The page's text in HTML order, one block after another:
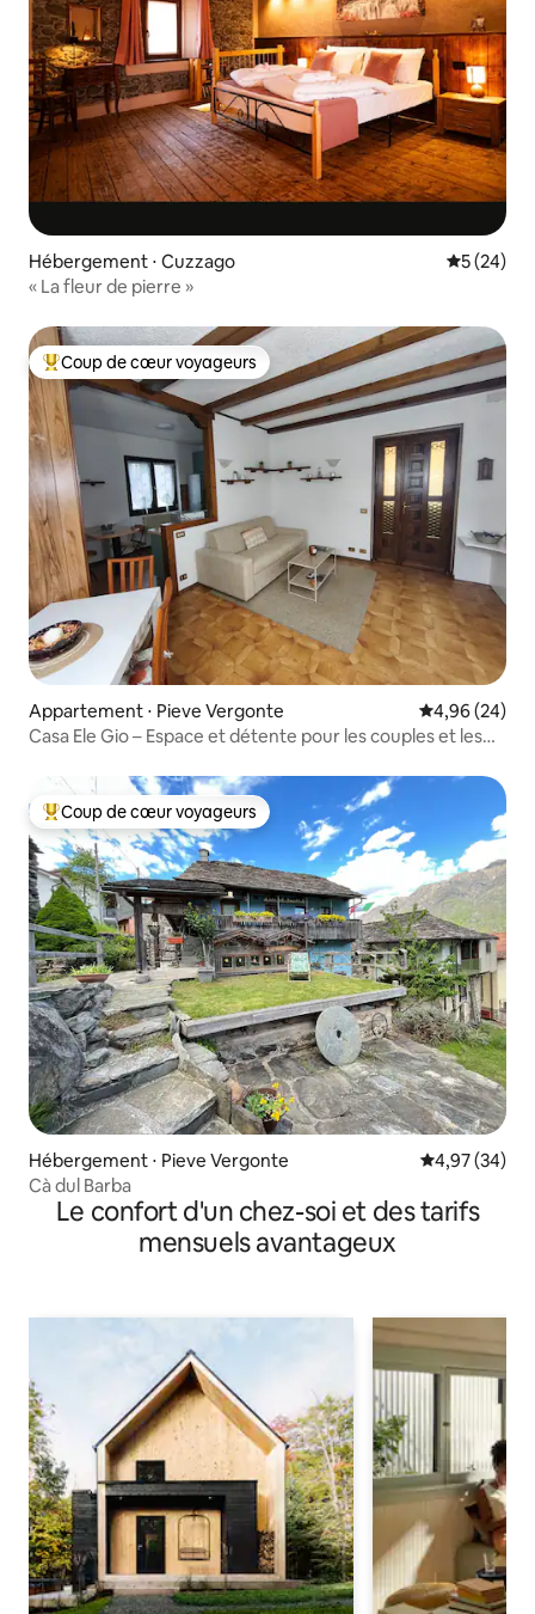
Hébergement ⋅ Cuzzago
5 (24)
« La fleur de pierre »
Coups de cœur voyageurs les plus appréciés
Coup de cœur voyageurs
Appartement ⋅ Pieve Vergonte Évaluation
4,96 (24)
Casa Ele Gio – Espace et détente pour les couples et les
Coups de cœur voyageurs les plus appréciés
Coup de cœur voyageurs
Hébergement ⋅ Pieve Vergonte Évaluation
4,97 (34)
Cà dul Barba
Le confort d'un chez-soi et des tarifs
mensuels avantageux